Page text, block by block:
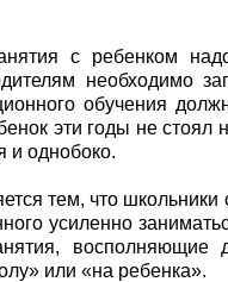
с ребенком
необходимо
обучения
эти годы не
и однобоко.
тем, что
усиленно
или «на ребенка».